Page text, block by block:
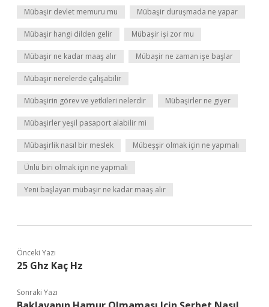
Mübaşir devlet memuru mu Mübaşir duruşmada ne yapar
Mübaşir hangi dilden gelir Mübaşir işi zor mu
Mübaşir ne kadar maaş alır Mübaşir ne zaman işe başlar
Mübaşir nerelerde çalışabilir
Mübaşirin görev ve yetkileri nelerdir Mübaşirler ne giyer
Mübaşirler yeşil pasaport alabilir mi
Mübaşirlik nasıl bir meslek Mübeşşir olmak için ne yapmalı
Ünlü biri olmak için ne yapmalı
Yeni başlayan mübaşir ne kadar maaş alır
Önceki Yazı
25 Ghz Kaç Hz
Sonraki Yazı